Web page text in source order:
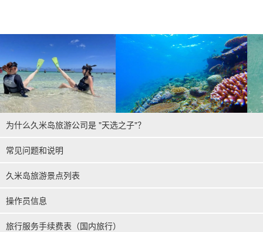
为什么久米岛旅游公司是 "天选之子"？
常见问题和说明
久米岛旅游景点列表
操作员信息
旅行服务手续费表（国内旅行）